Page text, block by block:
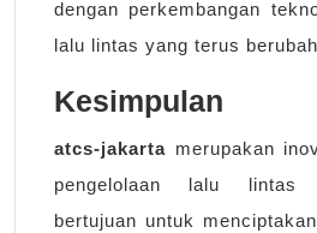
dengan perkembangan
lalu lintas yang terus
Kesimpulan
atcs-jakarta merupakan
pengelolaan lalu lintas
bertujuan untuk